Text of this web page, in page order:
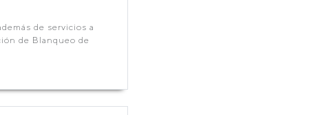
de servicios a
de Blanqueo de